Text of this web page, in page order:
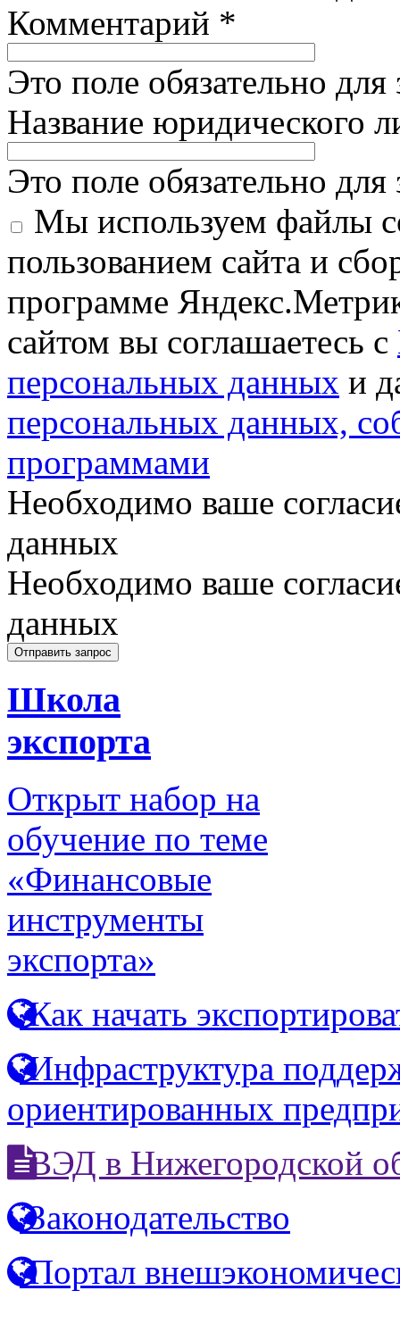
Комментарий *
Это поле обязательно для
Название юридического
Это поле обязательно для
Мы используем файлы
пользованием сайта и
программе
сайтом вы соглашаетесь с
персональных данных и
персональных данных,
программами
Необходимо ваше
данных
Необходимо ваше
данных
Школа
экспорта
Открыт набор на
обучение по теме
«Финансовые
инструменты
экспорта»
Как начать
Инфраструктура
ориентированных
ВЭД в Нижегородской
Законодательство
Портал